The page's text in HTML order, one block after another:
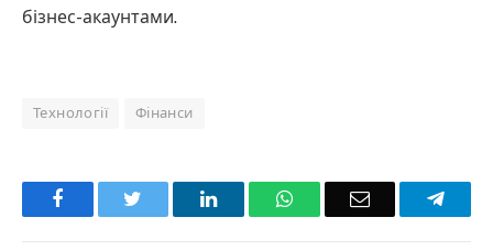
бізнес-акаунтами.
Технології Фінанси
Facebook LinkedInWhatsAppEmail